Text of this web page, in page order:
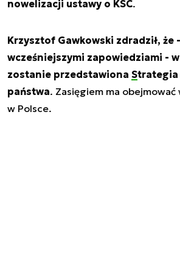
nowelizacji ustawy o KSC.
Krzysztof Gawkowski zdradził, że
wcześniejszymi zapowiedziami -
zostanie przedstawiona
państwa. Zasięgiem ma
w Polsce.